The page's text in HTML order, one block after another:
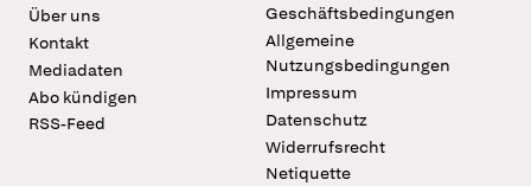
Über uns
Kontakt
Mediadaten
Abo kündigen
RSS-Feed
Geschäftsbedingungen
Allgemeine
Nutzungsbedingungen
Impressum
Datenschutz
Widerrufsrecht
Netiquette